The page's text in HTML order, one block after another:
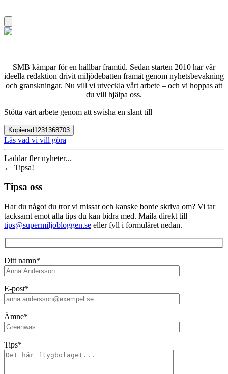
SMB kämpar för en hållbar framtid. Sedan starten 2010 har vår
ideella redaktion drivit miljödebatten framåt genom nyhetsbevakning
och granskningar. Nu vill vi utveckla vårt arbete – och vi hoppas att
du vill hjälpa oss.
Stötta vårt arbete genom att swisha en slant till
Kopierad1231368703
Läs vad vi vill göra
Laddar fler nyheter...
← Tipsa!
Tipsa oss
Har du något du tror vi missat och kanske borde skriva om? Vi tar
tacksamt emot alla tips du kan bidra med. Maila direkt till
tips@supermiljobloggen.se eller fyll i formuläret nedan.
Ditt namn*
E-post*
Ämne*
Tips*